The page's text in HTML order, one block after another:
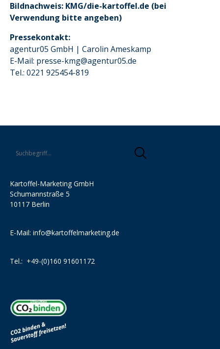
Bildnachweis: KMG/die-kartoffel.de (bei
Verwendung bitte angeben)
Pressekontakt:
agentur05 GmbH | Carolin Ameskamp
E-Mail: presse-kmg@agentur05.de
Tel.: 0221 925454-819
Kartoffel-Marketing GmbH
Schumannstraße 5
10117 Berlin
E-Mail: info@kartoffelmarketing.de
Tel.: +49-(0)160 91601172